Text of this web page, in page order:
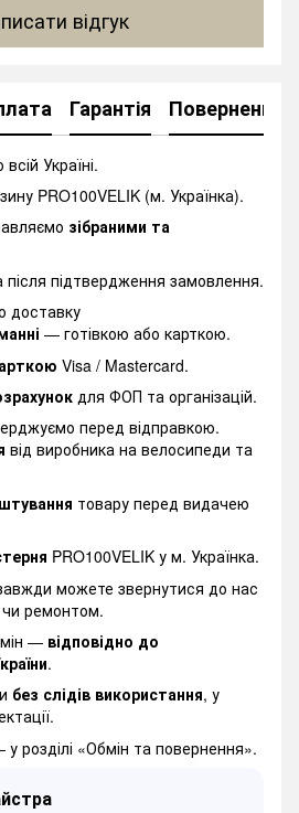
відгук
Гарантія Повернення
Україні.
PRO100VELIK (м. Українка).
зібраними та
підтвердження замовлення.
доставку
— готівкою або карткою.
Visa / Mastercard.
для ФОП та організацій.
перед відправкою.
від виробника на велосипеди та
товару перед видачею
PRO100VELIK у м. Українка.
можете звернутися до нас
чи ремонтом.
— відповідно до
.
без слідів використання, у
у розділі «Обмін та повернення».